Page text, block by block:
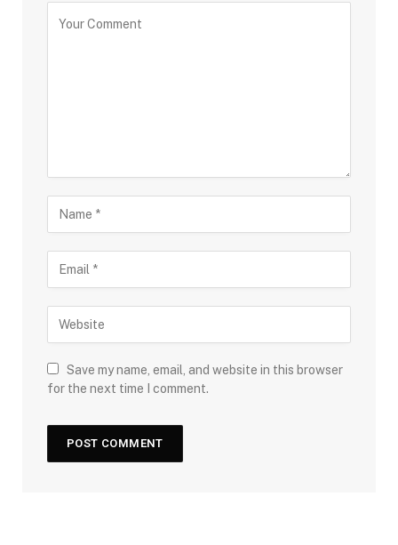
Save my name, email, and website in this browser
for the next time I comment.